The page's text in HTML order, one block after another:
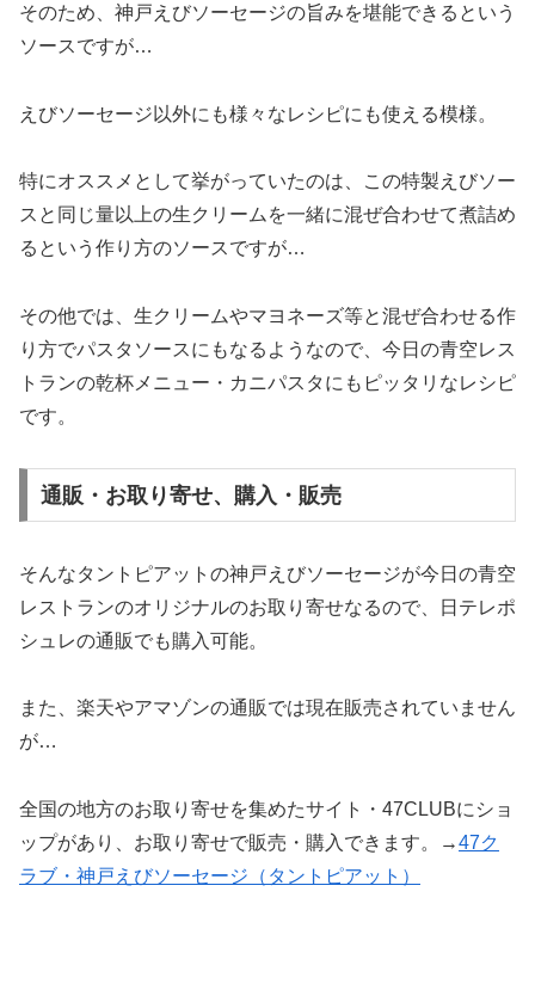
そのため、神戸えびソーセージの旨みを堪能できるという
ソースですが…
えびソーセージ以外にも様々なレシピにも使える模様。
特にオススメとして挙がっていたのは、この特製えびソー
スと同じ量以上の生クリームを一緒に混ぜ合わせて煮詰め
るという作り方のソースですが…
その他では、生クリームやマヨネーズ等と混ぜ合わせる作
り方でパスタソースにもなるようなので、今日の青空レス
トランの乾杯メニュー・カニパスタにもピッタリなレシピ
です。
通販・お取り寄せ、購入・販売
そんなタントピアットの神戸えびソーセージが今日の青空
レストランのオリジナルのお取り寄せなるので、日テレポ
シュレの通販でも購入可能。
また、楽天やアマゾンの通販では現在販売されていません
が…
全国の地方のお取り寄せを集めたサイト・47CLUBにショ
ップがあり、お取り寄せで販売・購入できます。→47ク
ラブ・神戸えびソーセージ（タントピアット）